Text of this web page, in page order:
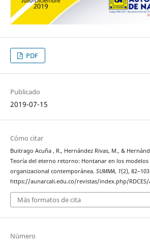
PDF
Publicado
2019-07-15
Cómo citar
Buitrago Acuña , R., Hernández Rivas, M., &
Teoría del eterno retorno: Hontanar en los modelos
organizacional contemporánea. SUMMA, 1(2),
https://aunarcali.edu.co/revistas/index.php/
Más formatos de cita
Número